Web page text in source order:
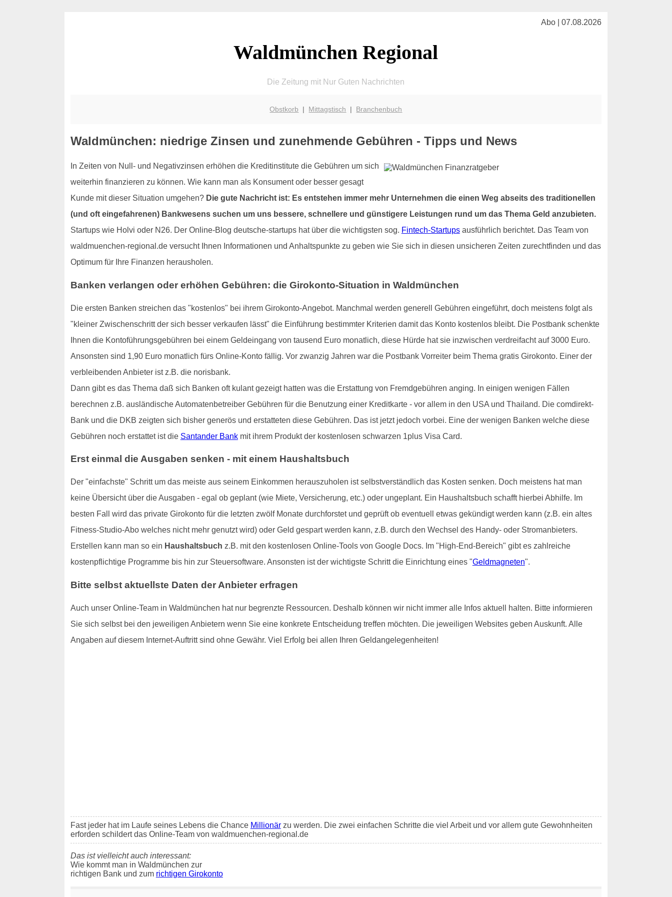
Abo | 07.08.2026
Waldmünchen Regional
Die Zeitung mit Nur Guten Nachrichten
Obstkorb | Mittagstisch | Branchenbuch
Waldmünchen: niedrige Zinsen und zunehmende Gebühren - Tipps und News
In Zeiten von Null- und Negativzinsen erhöhen die Kreditinstitute die Gebühren um sich
weiterhin finanzieren zu können. Wie kann man als Konsument oder besser gesagt
Kunde mit dieser Situation umgehen? Die gute Nachricht ist: Es entstehen immer mehr Unternehmen die einen Weg abseits des traditionellen
(und oft eingefahrenen) Bankwesens suchen um uns bessere, schnellere und günstigere Leistungen rund um das Thema Geld anzubieten.
Startups wie Holvi oder N26. Der Online-Blog deutsche-startups hat über die wichtigsten sog. Fintech-Startupsausführlich berichtet. Das Team von
waldmuenchen-regional.de versucht Ihnen Informationen und Anhaltspunkte zu geben wie Sie sich in diesen unsicheren Zeiten zurechtfinden und das
Optimum für Ihre Finanzen herausholen.
Banken verlangen oder erhöhen Gebühren: die Girokonto-Situation in Waldmünchen
Die ersten Banken streichen das "kostenlos" bei ihrem Girokonto-Angebot. Manchmal werden generell Gebühren eingeführt, doch meistens folgt als
"kleiner Zwischenschritt der sich besser verkaufen lässt" die Einführung bestimmter Kriterien damit das Konto kostenlos bleibt. Die Postbank schenkte
Ihnen die Kontoführungsgebühren bei einem Geldeingang von tausend Euro monatlich, diese Hürde hat sie inzwischen verdreifacht auf 3000 Euro.
Ansonsten sind 1,90 Euro monatlich fürs Online-Konto fällig. Vor zwanzig Jahren war die Postbank Vorreiter beim Thema gratis Girokonto. Einer der
verbleibenden Anbieter ist z.B. die norisbank.
Dann gibt es das Thema daß sich Banken oft kulant gezeigt hatten was die Erstattung von Fremdgebühren anging. In einigen wenigen Fällen
berechnen z.B. ausländische Automatenbetreiber Gebühren für die Benutzung einer Kreditkarte - vor allem in den USA und Thailand. Die comdirekt-
Bank und die DKB zeigten sich bisher generös und erstatteten diese Gebühren. Das ist jetzt jedoch vorbei. Eine der wenigen Banken welche diese
Gebühren noch erstattet ist die Santander Bankmit ihrem Produkt der kostenlosen schwarzen 1plus Visa Card.
Erst einmal die Ausgaben senken - mit einem Haushaltsbuch
Der "einfachste" Schritt um das meiste aus seinem Einkommen herauszuholen ist selbstverständlich das Kosten senken. Doch meistens hat man
keine Übersicht über die Ausgaben - egal ob geplant (wie Miete, Versicherung, etc.) oder ungeplant. Ein Haushaltsbuch schafft hierbei Abhilfe. Im
besten Fall wird das private Girokonto für die letzten zwölf Monate durchforstet und geprüft ob eventuell etwas gekündigt werden kann (z.B. ein altes
Fitness-Studio-Abo welches nicht mehr genutzt wird) oder Geld gespart werden kann, z.B. durch den Wechsel des Handy- oder Stromanbieters.
Erstellen kann man so ein Haushaltsbuch z.B. mit den kostenlosen Online-Tools von Google Docs. Im "High-End-Bereich" gibt es zahlreiche
kostenpflichtige Programme bis hin zur Steuersoftware. Ansonsten ist der wichtigste Schritt die Einrichtung eines "Geldmagneten".
Bitte selbst aktuellste Daten der Anbieter erfragen
Auch unser Online-Team in Waldmünchen hat nur begrenzte Ressourcen. Deshalb können wir nicht immer alle Infos aktuell halten. Bitte informieren
Sie sich selbst bei den jeweiligen Anbietern wenn Sie eine konkrete Entscheidung treffen möchten. Die jeweiligen Websites geben Auskunft. Alle
Angaben auf diesem Internet-Auftritt sind ohne Gewähr. Viel Erfolg bei allen Ihren Geldangelegenheiten!
Fast jeder hat im Laufe seines Lebens die Chance Millionärzu werden. Die zwei einfachen Schritte die viel Arbeit und vor allem gute Gewohnheiten
erforden schildert das Online-Team von waldmuenchen-regional.de
Das ist vielleicht auch interessant:
Wie kommt man in Waldmünchen zur
richtigen Bank und zum richtigen Girokonto